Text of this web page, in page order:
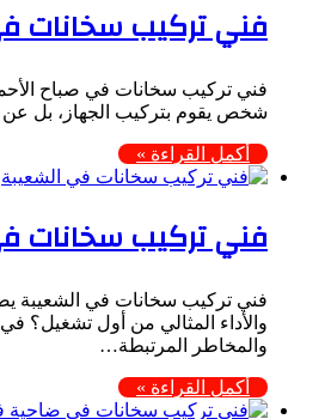
فني تركيب سخانات
فني تركيب سخانات في صباح
شخص يقوم بتركيب الجهاز، بل
أكمل القراءة »
فني تركيب سخانات
فني تركيب سخانات في الشعيبة
والأداء المثالي من أول تشغيل؟
والمخاطر المرتبطة…
أكمل القراءة »